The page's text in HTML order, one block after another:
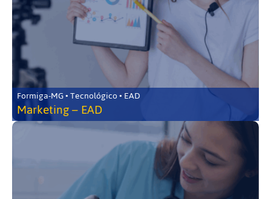
Formiga-MG • Tecnológico • EAD
Marketing – EAD